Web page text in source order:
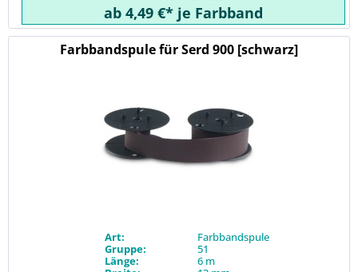
ab 4,49 €* je Farbband
Farbbandspule für Serd 900 [schwarz]
Art:
Farbbandspule
Gruppe:
51
Länge:
6 m